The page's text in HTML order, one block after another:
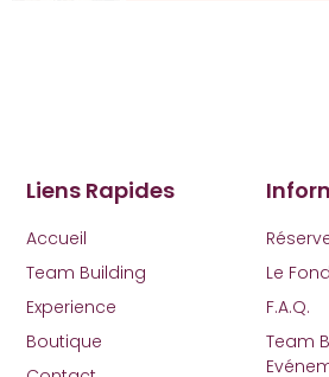
Le
F.A.Q.
Team
Liens Rapides
Accueil
Team Building
Experience
Boutique